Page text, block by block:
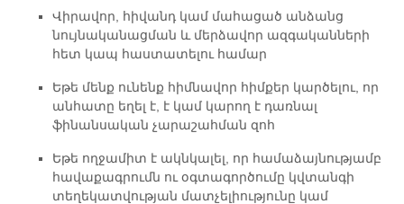
Վիրավոր, հիվանդ կամ մահացած անձանց
նույնականացման և մերձավոր ազգականների
հետ կապ հաստատելու համար
Եթե ​​մենք ունենք հիմնավոր հիմքեր կարծելու, որ
անհատը եղել է, է կամ կարող է դառնալ
ֆինանսական չարաշահման զոհ
Եթե ​​ողջամիտ է ակնկալել, որ համաձայնությամբ
հավաքագրումն ու օգտագործումը կվտանգի
տեղեկատվության մատչելիությունը կամ